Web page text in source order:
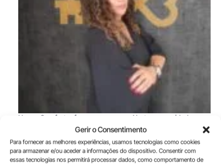
Gerir o Consentimento
Para fornecer as melhores experiências, usamos tecnologias como cookies
para armazenar e/ou aceder a informações do dispositivo. Consentir com
essas tecnologias nos permitirá processar dados, como comportamento de
House Comfort reforça presença no Norte com unidade na